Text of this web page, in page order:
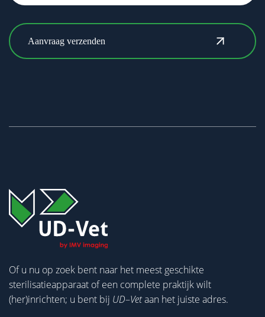
Of u nu op zoek bent naar het meest geschikte
sterilisatieapparaat of een complete praktijk wilt
(her)inrichten; u bent bij UD–Vetaan het juiste adres.